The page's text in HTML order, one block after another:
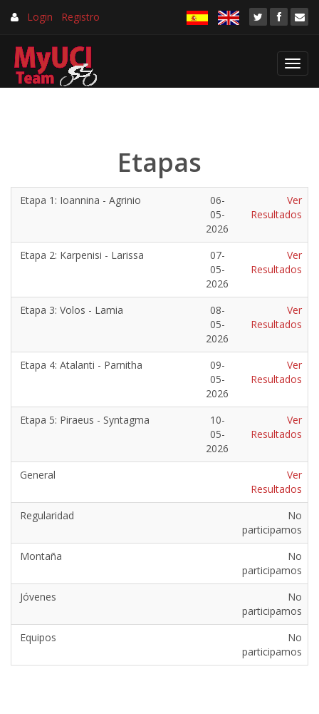
Login Registro
Etapas
Etapa 1: Ioannina - Agrinio
06-
05-
2026
Ver
Resultados
Etapa 2: Karpenisi - Larissa
07-
05-
2026
Ver
Resultados
Etapa 3: Volos - Lamia
08-
05-
2026
Ver
Resultados
Etapa 4: Atalanti - Parnitha
09-
05-
2026
Ver
Resultados
Etapa 5: Piraeus - Syntagma
10-
05-
2026
Ver
Resultados
General
Ver
Resultados
Regularidad
No
participamos
Montaña
No
participamos
Jóvenes
No
participamos
Equipos
No
participamos